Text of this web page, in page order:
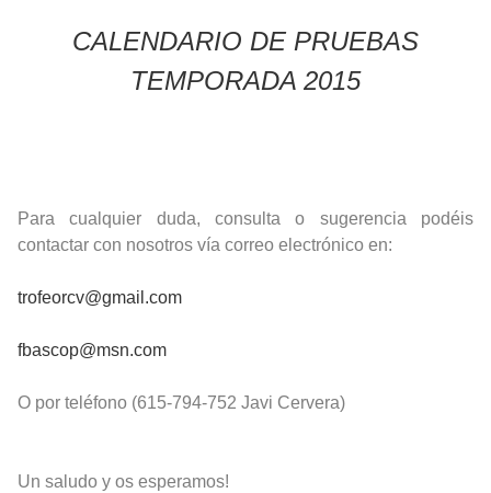
CALENDARIO DE PRUEBAS
TEMPORADA 2015
Para cualquier duda, consulta o sugerencia podéis
contactar con nosotros vía correo electrónico en:
trofeorcv@gmail.com
fbascop@msn.com
O por teléfono (615-794-752 Javi Cervera)
Un saludo y os esperamos!